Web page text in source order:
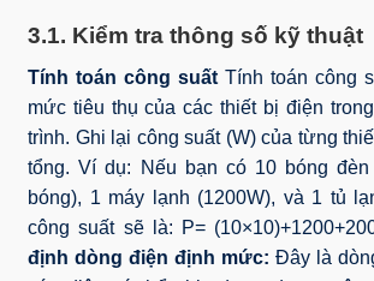
3.1. Kiểm tra thông số kỹ thuật
Tính toán công suất Tính toán công
mức tiêu thụ của các thiết bị điện
trình. Ghi lại công suất (W) của từng
tổng. Ví dụ: Nếu bạn có 10 bóng
bóng), 1 máy lạnh (1200W), và 1 tủ
công suất sẽ là: P=
định dòng điện định mức: Đây là